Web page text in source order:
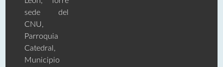
sede del
CNU,
Parroquia
Catedral,
Municipio